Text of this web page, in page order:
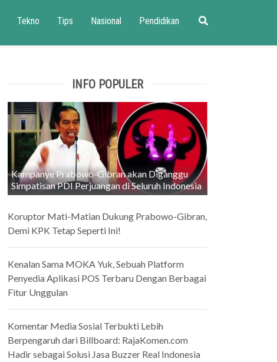
Tekno Tips Nasional Pendidikan
INFO POPULER
Kampanye Prabowo-Gibran akan Diganggu
Simpatisan PDI Perjuangan di Seluruh Indonesia
Koruptor Mati-Matian Dukung Prabowo-Gibran,
Demi KPK Tetap Seperti Ini!
Kenalan Sama MOKA Yuk, Sebuah Platform
Penyedia Aplikasi POS Terbaru Dengan Berbagai
Fitur Unggulan
Komentar Media Sosial Terbukti Lebih
Berpengaruh dari Billboard: RajaKomen.com
Hadir sebagai Solusi Jasa Buzzer Real Indonesia